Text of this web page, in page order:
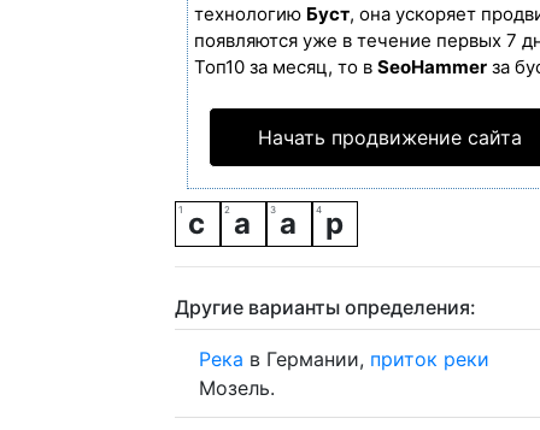
технологию Буст, она ускоряет
появляются уже в течение первых 7
Топ10 за месяц, то в SeoHammer за
Начать продвижение сайта
с а а р
Другие варианты определения:
Река в Германии, приток реки
Мозель.